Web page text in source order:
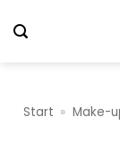
Inhalt
Start » Make-